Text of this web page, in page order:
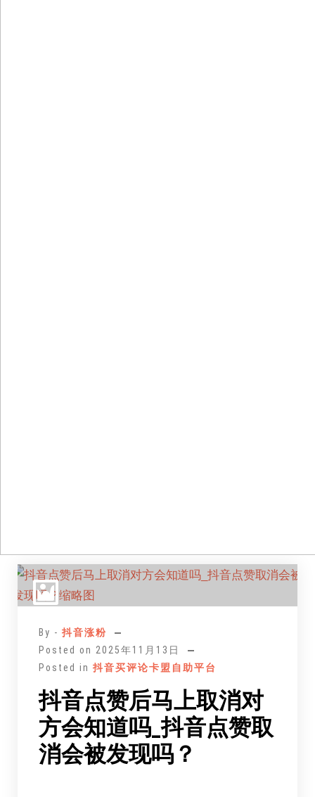
By - 抖音涨粉
Posted on 2025年11月13日
Posted in 抖音买评论卡盟自助平台
抖音点赞后马上取消对
方会知道吗_抖音点赞取
消会被发现吗？